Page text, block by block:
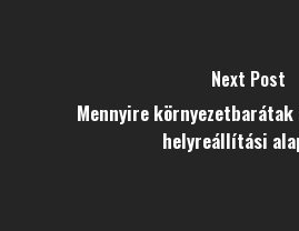
Next Post
Mennyire környezetbarátak
helyreállítási